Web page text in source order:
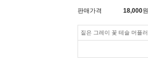
판매가격 18,000원
짙은 그레이 꽃 테슬 머플러